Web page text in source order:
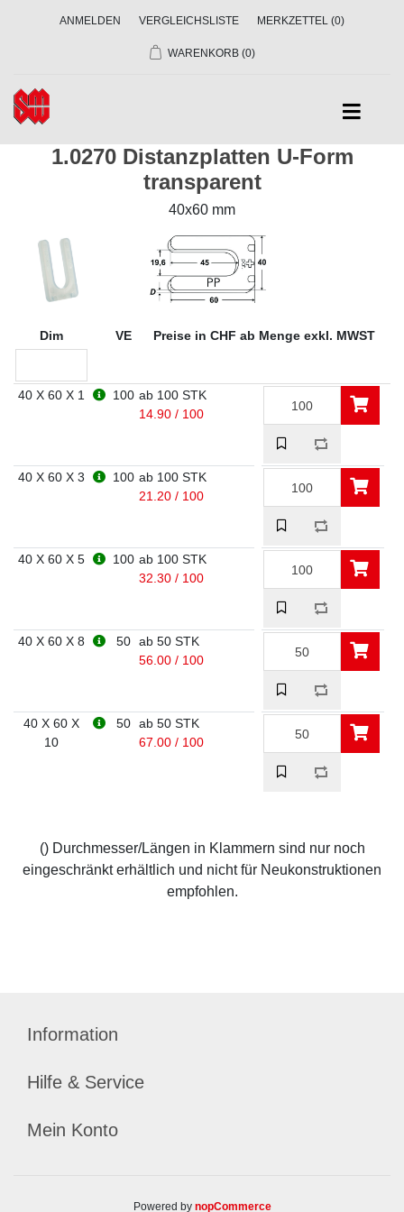
ANMELDEN VERGLEICHSLISTE MERKZETTEL (0)
WARENKORB (0)
1.0270 Distanzplatten U-Form
transparent
40x60 mm
Dim VE Preise in CHF ab Menge exkl. MWST
40 X 60 X 1 100 ab 100 STK
14.90 / 100
40 X 60 X 3 100 ab 100 STK
21.20 / 100
40 X 60 X 5 100 ab 100 STK
32.30 / 100
40 X 60 X 8 50 ab 50 STK
56.00 / 100
40 X 60 X
10
50 ab 50 STK
67.00 / 100
() Durchmesser/Längen in Klammern sind nur noch
eingeschränkt erhältlich und nicht für Neukonstruktionen
empfohlen.
Information
Hilfe & Service
Mein Konto
Powered by nopCommerce